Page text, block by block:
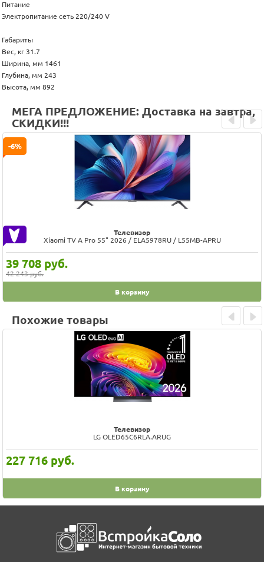
Питание
Электропитание сеть 220/240 V
Габариты
Вес, кг 31.7
Ширина, мм 1461
Глубина, мм 243
Высота, мм 892
МЕГА ПРЕДЛОЖЕНИЕ: Доставка на завтра,
СКИДКИ!!!
Телевизор
Xiaomi TV A Pro 55" 2026 / ELA5978RU / L55MB-APRU
39 708 руб.
42 243 руб.
-6%
В корзину
Prev Next
Похожие товары
Телевизор
LG OLED65C6RLA.ARUG
227 716 руб.
В корзину
Prev Next